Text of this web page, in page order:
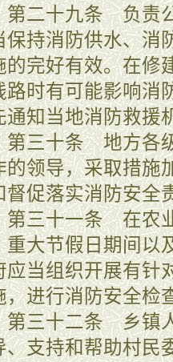
十九条 负责公
保持消防供水、消
的完好有效。在修
路时有可能影响消
通知当地消防救援
十条 地方各级
的领导，采取措施
督促落实消防安全
十一条 在农业
重大节假日期间以
应当组织开展有针
，进行消防安全检
十二条 乡镇人
、支持和帮助村民